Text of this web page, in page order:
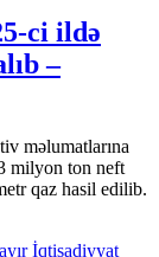
ci ildə
–
məlumatlarına
milyon ton neft
qaz hasil edilib.
İqtisadiyyat